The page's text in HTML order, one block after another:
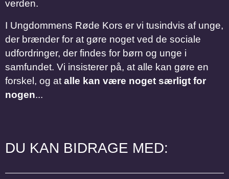
verden.
I Ungdommens Røde Kors er vi tusindvis af unge,
der brænder for at gøre noget ved de sociale
udfordringer, der findes for børn og unge i
samfundet. Vi insisterer på, at alle kan gøre en
forskel, og at alle kan være noget særligt for
nogen...
DU KAN BIDRAGE MED: